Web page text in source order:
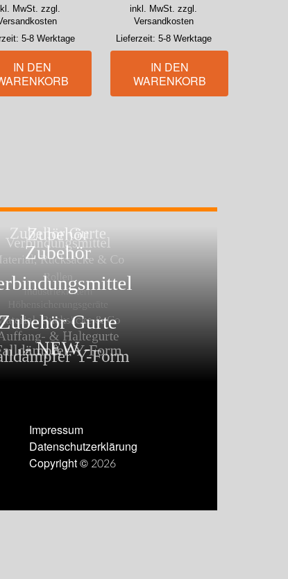
MwSt. zzgl.
5-8 Werktage
IN DEN
inkl. MwSt. zzgl.
Versandkosten
Lieferzeit: 5-8 Werktage
IN DEN
WARENKORB
Impressum
Datenschutzerklärung
Copyright © 2026